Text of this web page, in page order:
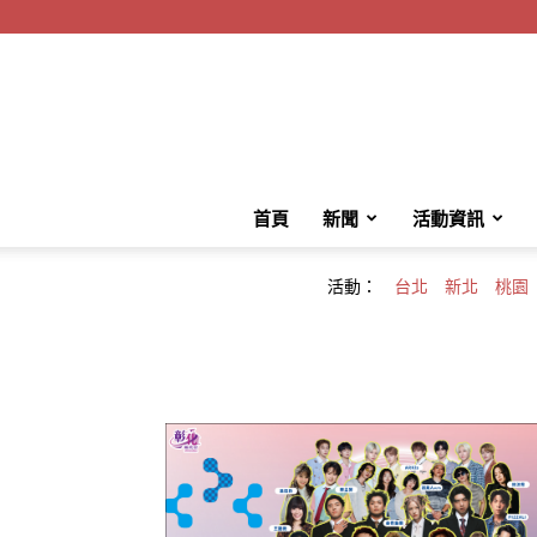
首頁 新聞 活動資訊
活動： 台北 新北 桃園